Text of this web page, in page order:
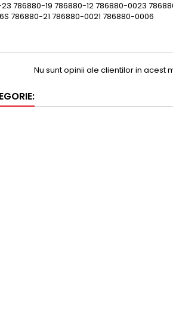
786880-19 786880-12 786880-0023
786880-21 786880-0021 786880-0006
Nu sunt opinii ale clientilor in acest